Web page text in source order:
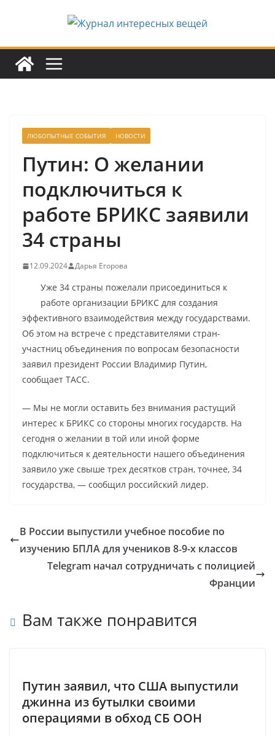
ЛЮБОПЫТНЫЕ СОБЫТИЯ НОВОСТИ
Путин: О желании
подключиться к
работе БРИКС заявили
34 страны
12.09.2024 Дарья Егорова
Уже 34 страны пожелали присоединиться к
работе организации БРИКС для создания
эффективного взаимодействия между государствами.
Об этом на встрече с представителями стран-
участниц объединения по вопросам безопасности
заявил президент России Владимир Путин,
сообщает ТАСС.
— Мы не могли оставить без внимания растущий
интерес к БРИКС со стороны многих государств. На
сегодня о желании в той или иной форме
подключиться к деятельности нашего объединения
заявило уже свыше трех десятков стран, точнее, 34
государства, — сообщил российский лидер.
В России выпустили учебное пособие по
изучению БПЛА для учеников 8‑9-х классов
Telegram начал сотрудничать с полицией
Франции
Вам также понравится
Путин заявил, что США выпустили
джинна из бутылки своими
операциями в обход СБ ООН